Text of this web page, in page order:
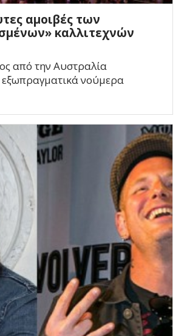
αμοιβές των
καλλιτεχνών
από την Αυστραλία
νούμερα